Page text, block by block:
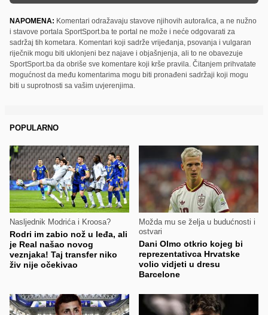
NAPOMENA: Komentari odražavaju stavove njihovih autora/ica, a ne nužno
i stavove portala SportSport.ba te portal ne može i neće odgovarati za
sadržaj tih kometara. Komentari koji sadrže vrijeđanja, psovanja i vulgaran
riječnik mogu biti uklonjeni bez najave i objašnjenja, ali to ne obavezuje
SportSport.ba da obriše sve komentare koji krše pravila. Čitanjem prihvatate
mogućnost da među komentarima mogu biti pronađeni sadržaji koji mogu
biti u suprotnosti sa vašim uvjerenjima.
POPULARNO
Nasljednik Modrića i Kroosa?
Rodri im zabio nož u leđa, ali
je Real našao novog
veznjaka! Taj transfer niko
živ nije očekivao
Možda mu se želja u budućnosti i
ostvari
Dani Olmo otkrio kojeg bi
reprezentativca Hrvatske
volio vidjeti u dresu
Barcelone